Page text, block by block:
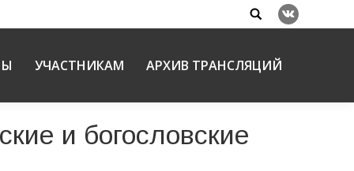
Search:
Вконтакте
УЧАСТНИКАМ АРХИВ ТРАНСЛЯЦИЙ
и богословские